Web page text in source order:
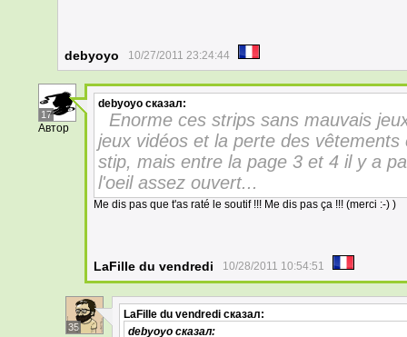
debyoyo 10/27/2011 23:24:44
17
Автор
debyoyo сказал:
Enorme ces strips sans mauvais
jeux vidéos et la perte des
stip, mais entre la page 3 et 4 il y a
l'oeil assez ouvert...
Me dis pas que t'as raté le soutif !!! Me dis pas ça !!! (merci :-) )
LaFille du vendredi 10/28/2011 10:54:51
35
LaFille du vendredi сказал:
debyoyo сказал: